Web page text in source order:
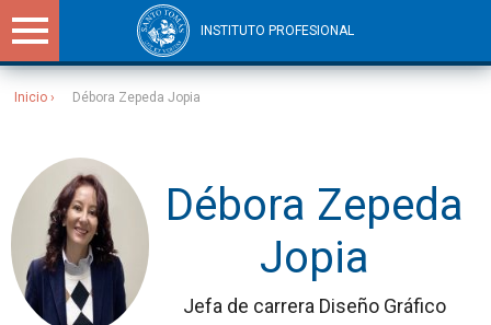
INSTITUTO PROFESIONAL
Inicio Débora Zepeda Jopia
Débora Zepeda
Jopia
Jefa de carrera Diseño Gráfico